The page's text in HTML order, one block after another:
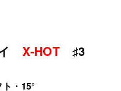
イX-HOT ♯3
ト・15°